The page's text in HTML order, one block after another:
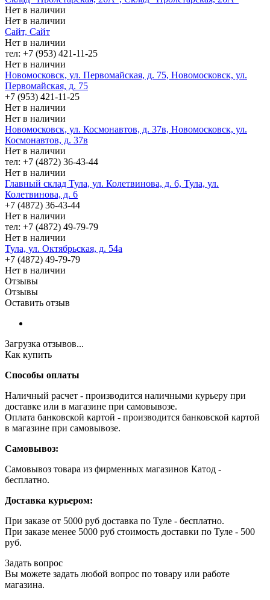
Нет в наличии
Нет в наличии
Сайт, Сайт
Нет в наличии
тел: +7 (953) 421-11-25
Нет в наличии
Новомосковск, ул. Первомайская, д. 75, Новомосковск, ул.
Первомайская, д. 75
+7 (953) 421-11-25
Нет в наличии
Нет в наличии
Новомосковск, ул. Космонавтов, д. 37в, Новомосковск, ул.
Космонавтов, д. 37в
Нет в наличии
тел: +7 (4872) 36-43-44
Нет в наличии
Главный склад Тула, ул. Колетвинова, д. 6, Тула, ул.
Колетвинова, д. 6
+7 (4872) 36-43-44
Нет в наличии
тел: +7 (4872) 49-79-79
Нет в наличии
Тула, ул. Октябрьская, д. 54а
+7 (4872) 49-79-79
Нет в наличии
Отзывы
Отзывы
Оставить отзыв
Загрузка отзывов...
Как купить
Способы оплаты
Наличный расчет - производится наличными курьеру при
доставке или в магазине при самовывозе.
Оплата банковской картой - производится банковской картой
в магазине при самовывозе.
Самовывоз:
Самовывоз товара из фирменных магазинов Катод -
бесплатно.
Доставка курьером:
При заказе от 5000 руб доставка по Туле - бесплатно.
При заказе менее 5000 руб стоимость доставки по Туле - 500
руб.
Задать вопрос
Вы можете задать любой вопрос по товару или работе
магазина.